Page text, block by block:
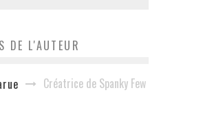
DE L'AUTEUR
Créatrice de Spanky Few